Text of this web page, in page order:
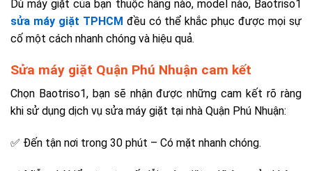
Dù máy giặt của bạn thuộc hãng nào, model nào, Baotriso1
sửa máy giặt TPHCM đều có thể khắc phục được mọi sự
cố một cách nhanh chóng và hiệu quả.
Sửa máy giặt Quận Phú Nhuận cam kết
Chọn Baotriso1, bạn sẽ nhận được những cam kết rõ ràng
khi sử dụng dịch vụ sửa máy giặt tại nhà Quận Phú Nhuận:
✅ Đến tận nơi trong 30 phút – Có mặt nhanh chóng.